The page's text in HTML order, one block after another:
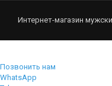
Интернет-магазин
Позвонить нам
WhatsApp